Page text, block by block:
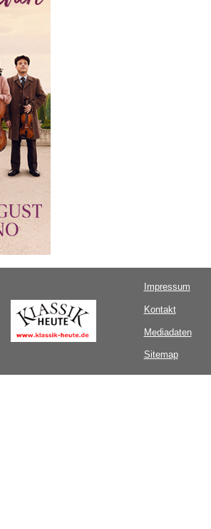
Impressum
Kontakt
Mediadaten
Sitemap